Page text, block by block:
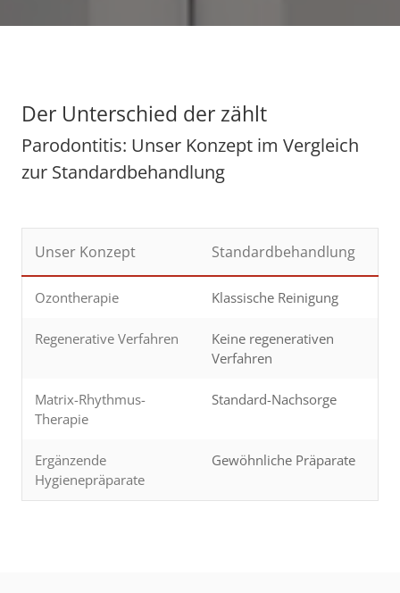
Der Unterschied der zählt
Parodontitis: Unser Konzept im Vergleich
zur Standardbehandlung
Unser Konzept Standardbehandlung
Ozontherapie Klassische Reinigung
Regenerative Verfahren
Keine regenerativen
Verfahren
Matrix-Rhythmus-
Therapie
Standard-Nachsorge
Ergänzende
Hygienepräparate
Gewöhnliche Präparate